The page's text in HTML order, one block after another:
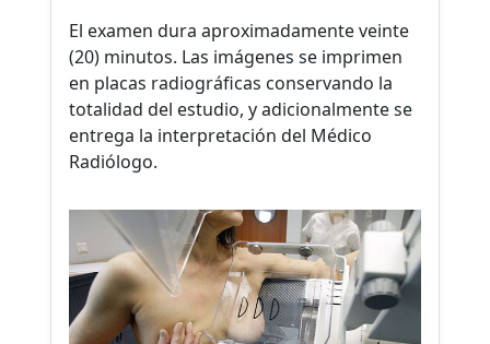
El examen dura aproximadamente veinte
(20) minutos. Las imágenes se imprimen
en placas radiográficas conservando la
totalidad del estudio, y adicionalmente se
entrega la interpretación del Médico
Radiólogo.